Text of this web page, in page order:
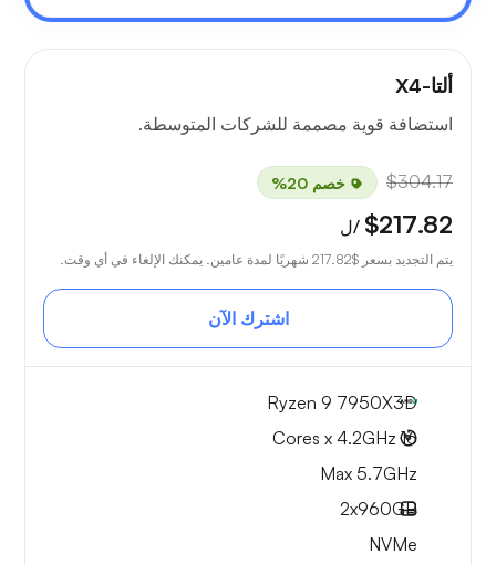
ألتا-X4
استضافة قوية مصممة للشركات المتوسطة.
$304.17 خصم 20%
$217.82 /ل
يتم التجديد بسعر $217.82 شهريًا لمدة عامين. يمكنك الإلغاء في أي وقت.
اشترك الآن
Ryzen 9 7950X3D
16 Cores x 4.2GHz
Max 5.7GHz
2x960GB
NVMe